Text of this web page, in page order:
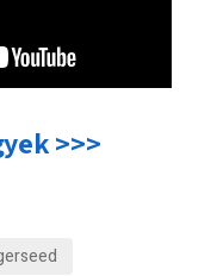
>>>